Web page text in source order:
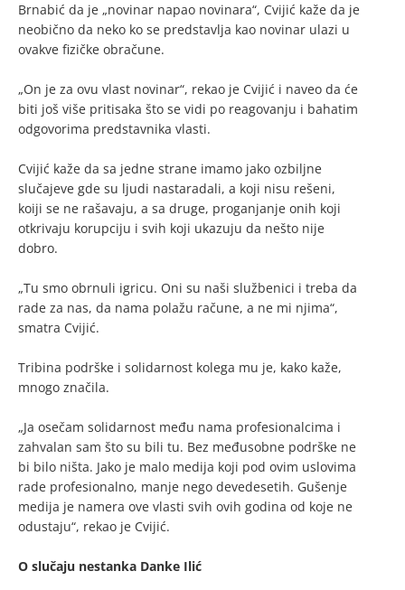
Brnabić da je „novinar napao novinara“, Cvijić kaže da je
neobično da neko ko se predstavlja kao novinar ulazi u
ovakve fizičke obračune.
„On je za ovu vlast novinar“, rekao je Cvijić i naveo da će
biti još više pritisaka što se vidi po reagovanju i bahatim
odgovorima predstavnika vlasti.
Cvijić kaže da sa jedne strane imamo jako ozbiljne
slučajeve gde su ljudi nastaradali, a koji nisu rešeni,
koiji se ne rašavaju, a sa druge, proganjanje onih koji
otkrivaju korupciju i svih koji ukazuju da nešto nije
dobro.
„Tu smo obrnuli igricu. Oni su naši službenici i treba da
rade za nas, da nama polažu račune, a ne mi njima“,
smatra Cvijić.
Tribina podrške i solidarnost kolega mu je, kako kaže,
mnogo značila.
„Ja osečam solidarnost među nama profesionalcima i
zahvalan sam što su bili tu. Bez međusobne podrške ne
bi bilo ništa. Jako je malo medija koji pod ovim uslovima
rade profesionalno, manje nego devedesetih. Gušenje
medija je namera ove vlasti svih ovih godina od koje ne
odustaju“, rekao je Cvijić.
O slučaju nestanka Danke Ilić